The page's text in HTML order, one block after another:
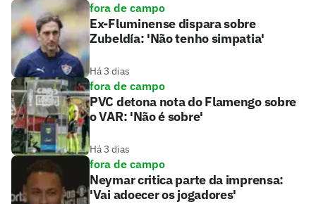
fora de campo
Ex-Fluminense dispara sobre
Zubeldía: 'Não tenho simpatia'
Há 3 dias
fora de campo
PVC detona nota do Flamengo sobre
o VAR: 'Não é sobre'
Há 3 dias
fora de campo
Neymar critica parte da imprensa:
'Vai adoecer os jogadores'